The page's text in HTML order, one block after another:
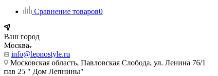
Сравнение товаров0
Ваш город
Москва
info@lepnostyle.ru
Московская область, Павловская Слобода, ул. Ленина 76/1
пав 25 " Дом Лепнины"